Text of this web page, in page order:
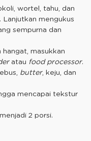
wortel, tahu, dan
Lanjutkan mengukus
sempurna dan
hangat, masukkan
atau food processor.
butter, keju, dan
mencapai tekstur
2 porsi.